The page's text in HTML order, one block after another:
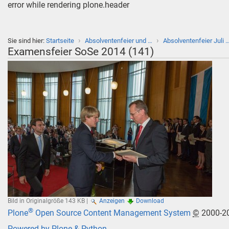
error while rendering plone.header
Sie sind hier: Startseite › Absolventenfeier und … › Absolventenfeier Juli …
Examensfeier SoSe 2014 (141)
Bild in Originalgröße 143 KB Anzeigen Download
Plone® Open Source Content Management System © 2000-